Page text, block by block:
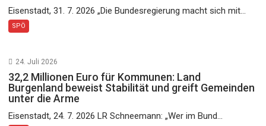
Eisenstadt, 31. 7. 2026 „Die Bundesregierung macht sich mit...
SPÖ
24. Juli 2026
32,2 Millionen Euro für Kommunen: Land
Burgenland beweist Stabilität und greift Gemeinden
unter die Arme
Eisenstadt, 24. 7. 2026 LR Schneemann: „Wer im Bund...